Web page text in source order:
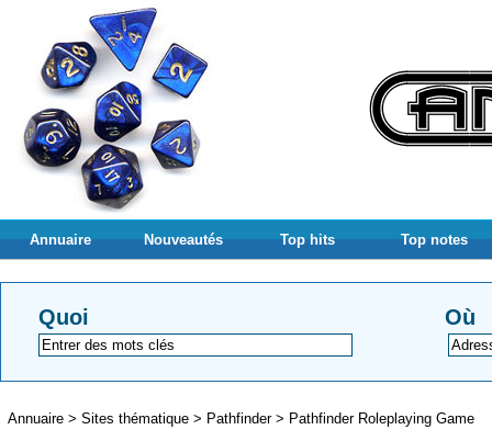
Annuaire Nouveautés Top hits Top notes
Quoi Où
Annuaire > Sites thématique > Pathfinder> Pathfinder Roleplaying Game